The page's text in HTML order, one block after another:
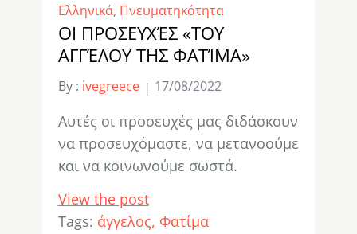
Ελληνικά, Πνευματηκότητα
ΟΙ ΠΡΟΣΕΥΧΈΣ «ΤΟΥ
AΓΓΈΛΟΥ ΤΗΣ ΦΑΤΊΜΑ»
By : ivegreece 17/08/2022
Αυτές οι προσευχές μας διδάσκουν
να προσευχόμαστε, να μετανοούμε
και να κοινωνούμε σωστά.
View the post
Tags: άγγελος Φατίμα